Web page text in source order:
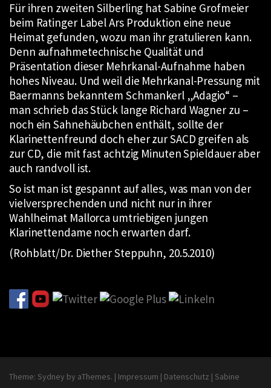
Für ihren zweiten Silberling hat Sabine Grofmeier
beim Ratinger Label Ars Produktion eine neue
Heimat gefunden, wozu man ihr gratulieren kann.
Denn aufnahmetechnische Qualität und
Präsentation dieser Mehrkanal-Aufnahme haben
hohes Niveau. Und weil die Mehrkanal-Pressung mit
Baermanns bekanntem Schmankerl „Adagio“ –
man schrieb das Stück lange Richard Wagner zu –
noch ein Sahnehäubchen enthält, sollte der
Klarinettenfreund doch eher zur SACD greifen als
zur CD, die mit fast achtzig Minuten Spieldauer aber
auch randvoll ist.
So ist man ist gespannt auf alles, was man von der
vielversprechenden und nicht nur in ihrer
Wahlheimat Mallorca umtriebigen jungen
Klarinettendame noch erwarten darf.
(Rohblatt/Dr. Diether Steppuhn, 20.5.2010)
Theme: Sydney by aThemes. | Impressum | Datenschutz | Sabine